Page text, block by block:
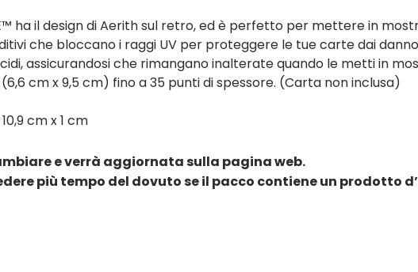
ha il design di Aerith sul retro, ed è perfetto per mettere in
che bloccano i raggi UV per proteggere le tue carte dai
assicurandosi che rimangano inalterate quando le metti in
cm x 9,5 cm) fino a 35 punti di spessore. (Carta non inclusa)
10,9 cm x 1 cm
e verrà aggiornata sulla pagina web.
più tempo del dovuto se il pacco contiene un prodotto